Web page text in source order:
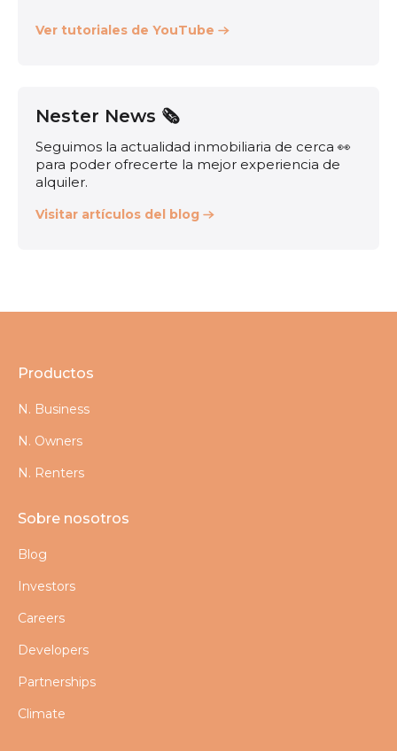
Ver tutoriales de YouTube
Nester News 🗞️
Seguimos la actualidad inmobiliaria de cerca 👀
para poder ofrecerte la mejor experiencia de
alquiler.
Visitar artículos del blog
Productos
N. Business
N. Owners
N. Renters
Sobre nosotros
Blog
Investors
Careers
Developers
Partnerships
Climate